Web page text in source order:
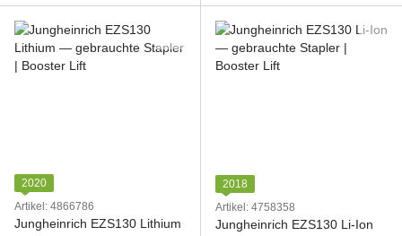
2020
Artikel: 4866786
Jungheinrich EZS130 Lithium
2018
Artikel: 4758358
Jungheinrich EZS130 Li-Ion